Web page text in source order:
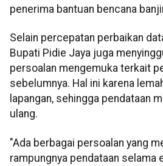
penerima bantuan bencana
Selain percepatan perbaikan
Bupati Pidie Jaya juga
persoalan mengemuka terkait
sebelumnya. Hal ini karena
lapangan, sehingga pendataan
ulang.
"Ada berbagai persoalan yang
rampungnya pendataan selama